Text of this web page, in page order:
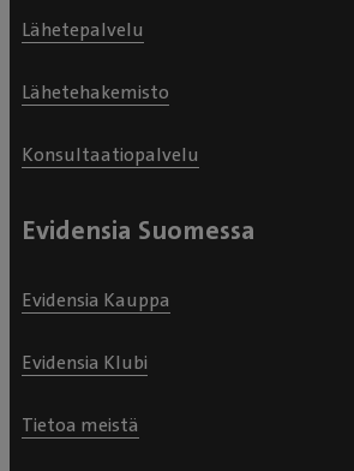
Lähetepalvelu
Lähetehakemisto
Konsultaatiopalvelu
Evidensia Suomessa
Evidensia Kauppa
Evidensia Klubi
Tietoa meistä